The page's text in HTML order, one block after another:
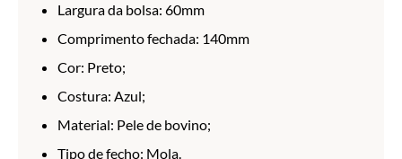
Largura da bolsa: 60mm
Comprimento fechada: 140mm
Cor: Preto;
Costura: Azul;
Material: Pele de bovino;
Tipo de fecho: Mola.